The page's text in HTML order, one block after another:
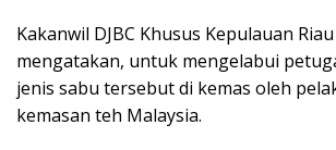
Kakanwil DJBC Khusus Kepulauan
mengatakan, untuk mengelabui
jenis sabu tersebut di kemas oleh
kemasan teh Malaysia.